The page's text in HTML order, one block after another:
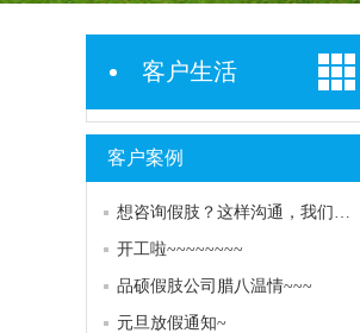
客户生活
客户案例
想咨询假肢？这样沟通，我们能更快更好地帮到您！
开工啦~~~~~~~~
品硕假肢公司腊八温情~~~
元旦放假通知~